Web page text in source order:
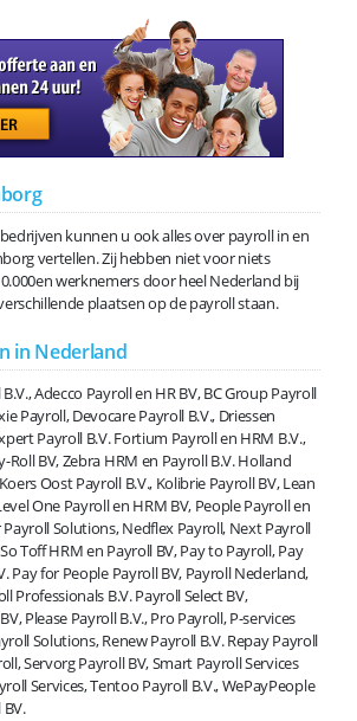
kunnen u ook alles over payroll in en
vertellen. Zij hebben niet voor niets
werknemers door heel Nederland bij
plaatsen op de payroll staan.
in Nederland
Adecco Payroll en HR BV, BC Group Payroll
Payroll, Devocare Payroll B.V., Driessen
Payroll B.V. Fortium Payroll en HRM B.V.,
Roll BV, Zebra HRM en Payroll B.V. Holland
Oost Payroll B.V., Kolibrie Payroll BV, Lean
One Payroll en HRM BV, People Payroll en
Solutions, Nedflex Payroll, Next Payroll
Toff HRM en Payroll BV, Pay to Payroll, Pay
Pay for People Payroll BV, Payroll Nederland,
Professionals B.V. Payroll Select BV,
Please Payroll B.V., Pro Payroll, P-services
Solutions, Renew Payroll B.V. Repay Payroll
Servorg Payroll BV, Smart Payroll Services
Services, Tentoo Payroll B.V., WePayPeople